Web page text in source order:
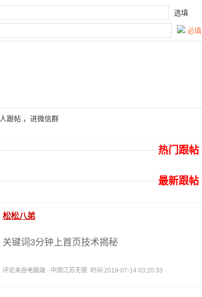
选填
必填
人跟帖 ， 进微信群
热门跟帖
最新跟帖
松松八弟
关键词3分钟上首页技术揭秘
评论来自电脑端 · 中国江苏无锡 时间:2019-07-14 03:20:33